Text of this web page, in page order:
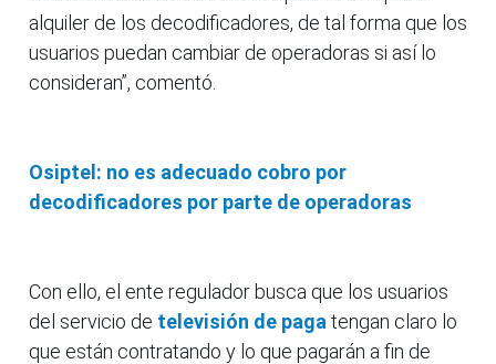
alquiler de los decodificadores, de tal forma que los
usuarios puedan cambiar de operadoras si así lo
consideran”, comentó.
Osiptel: no es adecuado cobro por
decodificadores por parte de operadoras
Con ello, el ente regulador busca que los usuarios
del servicio de televisión de paga tengan claro lo
que están contratando y lo que pagarán a fin de